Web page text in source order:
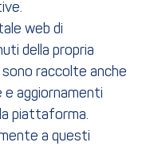
web di
della propria
raccolte anche
aggiornamenti
piattaforma.
a questi